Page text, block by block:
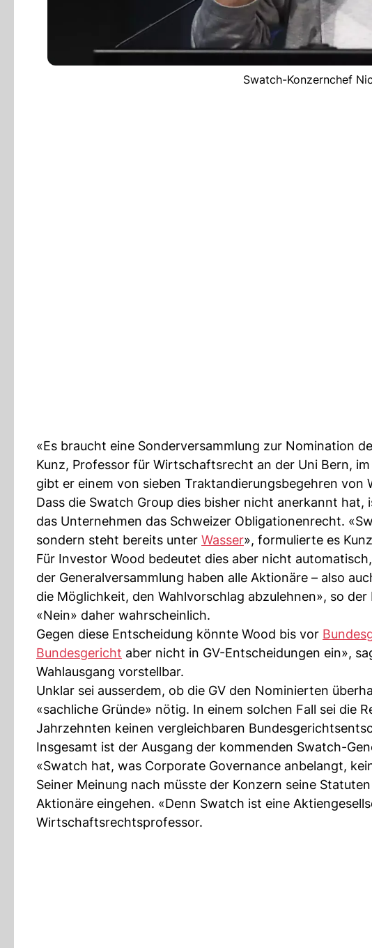
Swatch-Konzernchef
«Es braucht eine Sonderversammlung zur Nomination
Kunz, Professor für Wirtschaftsrecht an der Uni Bern,
gibt er einem von sieben Traktandierungsbegehren
Dass die Swatch Group dies bisher nicht anerkannt
das Unternehmen das Schweizer Obligationenrecht.
sondern steht bereits unter Wasser», formulierte es
Für Investor Wood bedeutet dies aber nicht
der Generalversammlung haben alle Aktionäre – also
die Möglichkeit, den Wahlvorschlag abzulehnen», so
«Nein» daher wahrscheinlich.
Gegen diese Entscheidung könnte Wood bis vor
Bundesgericht aber nicht in GV-Entscheidungen ein»,
Wahlausgang vorstellbar.
Unklar sei ausserdem, ob die GV den Nominierten
«sachliche Gründe» nötig. In einem solchen Fall sei die
Jahrzehnten keinen vergleichbaren
Insgesamt ist der Ausgang der kommenden Swatch-
«Swatch hat, was Corporate Governance anbelangt,
Seiner Meinung nach müsste der Konzern seine
Aktionäre eingehen. «Denn Swatch ist eine
Wirtschaftsrechtsprofessor.